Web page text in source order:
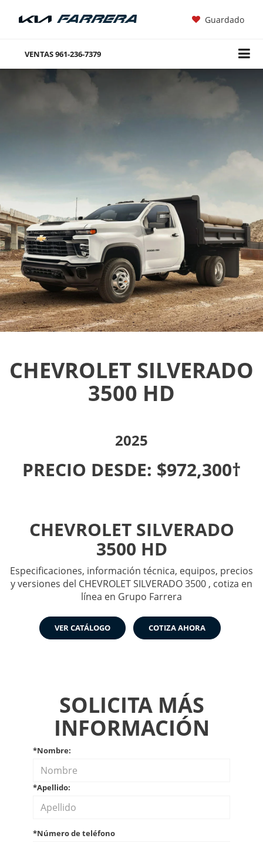
Guardado
VENTAS961-236-7379
CHEVROLET SILVERADO
3500 HD
2025
PRECIO DESDE: $972,300†
CHEVROLET SILVERADO
3500 HD
Especificaciones, información técnica, equipos, precios
y versiones del CHEVROLET SILVERADO 3500 , cotiza en
línea en Grupo Farrera
VER CATÁLOGO COTIZA AHORA
SOLICITA MÁS
INFORMACIÓN
*Nombre:
*Apellido:
*Número de teléfono